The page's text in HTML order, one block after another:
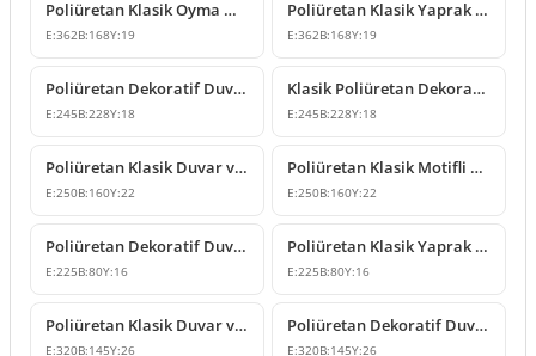
Poliüretan Klasik Oyma Mobilya ve Duvar Süsleme Modeli
E:362B:168Y:19
Poliüretan Klasik Yaprak Motifli Süsleme Modeli
E:362B:168Y:19
Poliüretan Dekoratif Duvar ve Mobilya Süsleme Modeli
E:245B:228Y:18
Klasik Poliüretan Dekoratif Duvar Süsleme Modeli
E:245B:228Y:18
Poliüretan Klasik Duvar ve Mobilya Süsleme Modelleri
E:250B:160Y:22
Poliüretan Klasik Motifli Duvar ve Mobilya Süsleme Modeli
E:250B:160Y:22
Poliüretan Dekoratif Duvar ve Mobilya Süsleme Modelleri
E:225B:80Y:16
Poliüretan Klasik Yaprak Desenli Dekoratif Süsleme Modeli
E:225B:80Y:16
Poliüretan Klasik Duvar ve Mobilya Süsleme Modeli
E:320B:145Y:26
Poliüretan Dekoratif Duvar Süsleme Modeli
E:320B:145Y:26